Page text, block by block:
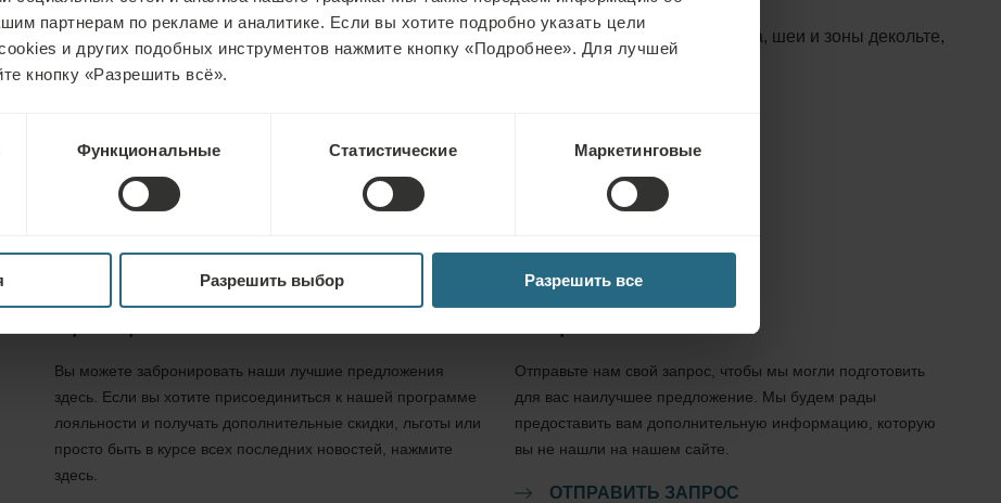
партнерам по рекламе и аналитике. Если вы хотите подробно указать цели
и других подобных инструментов нажмите кнопку «Подробнее». Для лучшей
кнопку «Разрешить всё».
Функциональные Статистические Маркетинговые
Разрешить выбор Разрешить все
80 минут (для горячих компрессов для ног, лица, шеи и зоны декольте,
Вы можете забронировать наши лучшие предложения
здесь. Если вы хотите присоединиться к нашей программе
лояльности и получать дополнительные скидки, льготы или
просто быть в курсе всех последних новостей, нажмите
здесь.
Отправьте нам свой запрос, чтобы мы могли подготовить
для вас наилучшее предложение. Мы будем рады
предоставить вам дополнительную информацию, которую
вы не нашли на нашем сайте.
ОТПРАВИТЬ ЗАПРОС